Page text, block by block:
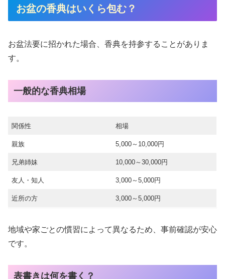
お盆の香典はいくら包む？
お盆法要に招かれた場合、香典を持参することがありま
す。
一般的な香典相場
関係性 相場
親族 5,000～10,000円
兄弟姉妹 10,000～30,000円
友人・知人 3,000～5,000円
近所の方 3,000～5,000円
地域や家ごとの慣習によって異なるため、事前確認が安心
です。
表書きは何を書く？